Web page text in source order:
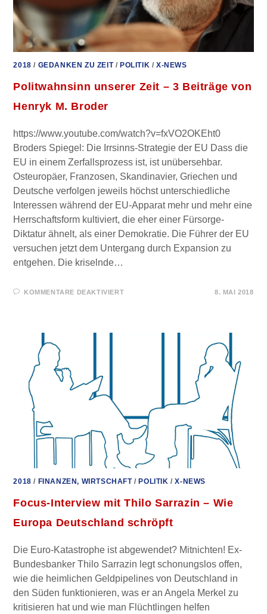
2018 / GEDANKEN ZU ZEIT/ POLITIK /X-NEWS
Politwahnsinn unserer Zeit – 3 Beiträge von
Henryk M. Broder
https://www.youtube.com/watch?v=fxVO2OKEht0
Broders Spiegel: Die Irrsinns-Strategie der EU Dass die
EU in einem Zerfallsprozess ist, ist unübersehbar.
Osteuropäer, Franzosen, Skandinavier, Griechen und
Deutsche verfolgen jeweils höchst unterschiedliche
Interessen während der EU-Apparat mehr und mehr eine
Herrschaftsform kultiviert, die eher einer Fürsorge-
Diktatur ähnelt, als einer Demokratie. Die Führer der EU
versuchen jetzt dem Untergang durch Expansion zu
entgehen. Die kriselnde…
KOMMENTARE DEAKTIVIERTFÜR
8. MAI 2018
2018 / FINANZEN, WIRTSCHAFT/ POLITIK /X-NEWS
Focus-Interview mit Thilo Sarrazin – Wie
Europa Deutschland schröpft
Die Euro-Katastrophe ist abgewendet? Mitnichten! Ex-
Bundesbanker Thilo Sarrazin legt schonungslos offen,
wie die heimlichen Geldpipelines von Deutschland in
den Süden funktionieren, was er an Angela Merkel zu
kritisieren hat und wie man Flüchtlingen helfen